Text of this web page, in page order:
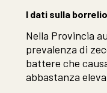
I dati sulla
Nella Provincia
prevalenza di
battere che
abbastanza